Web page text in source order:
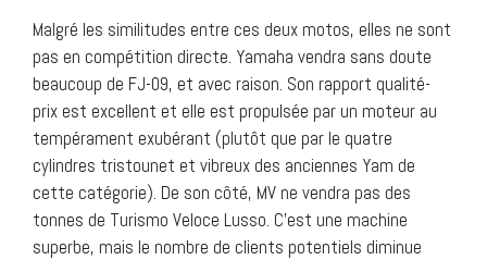
Malgré les similitudes entre ces deux motos, elles ne sont
pas en compétition directe. Yamaha vendra sans doute
beaucoup de FJ-09, et avec raison. Son rapport qualité-
prix est excellent et elle est propulsée par un moteur au
tempérament exubérant (plutôt que par le quatre
cylindres tristounet et vibreux des anciennes Yam de
cette catégorie). De son côté, MV ne vendra pas des
tonnes de Turismo Veloce Lusso. C’est une machine
superbe, mais le nombre de clients potentiels diminue